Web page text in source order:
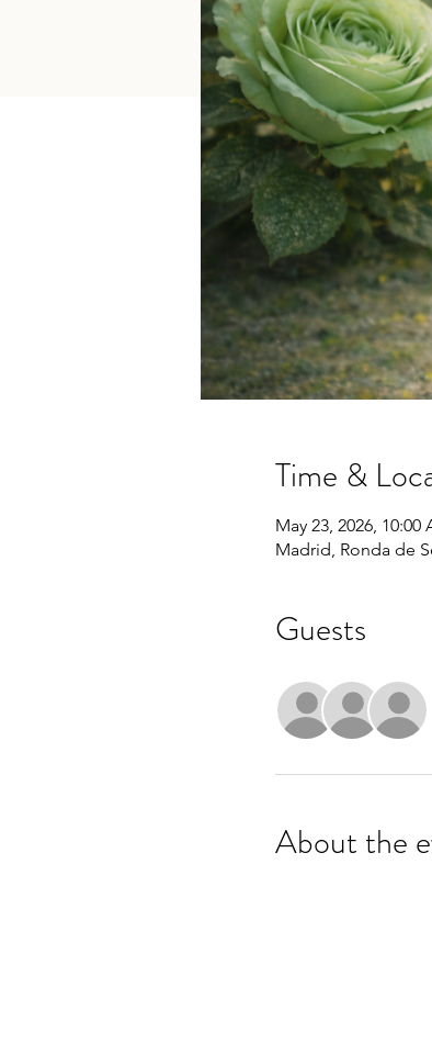
Time &
May 23, 2026, 10:00
Madrid, Ronda de
Guests
About the